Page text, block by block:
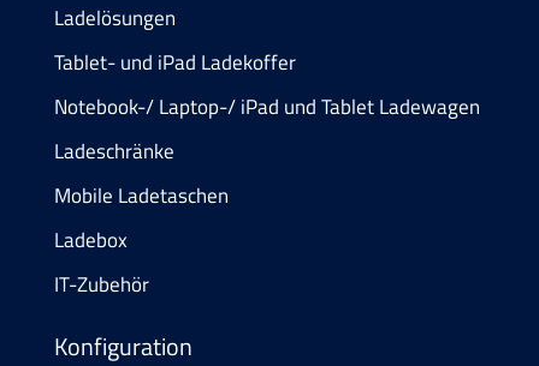
Ladelösungen
Tablet- und iPad Ladekoffer
Notebook-/ Laptop-/ iPad und Tablet Ladewagen
Ladeschränke
Mobile Ladetaschen
Ladebox
IT-Zubehör
Konfiguration